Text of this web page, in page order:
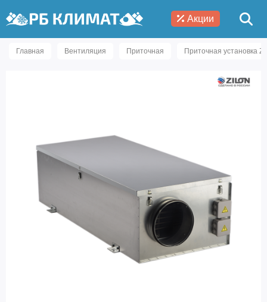
Акции
Главная Вентиляция Приточная Приточная установка